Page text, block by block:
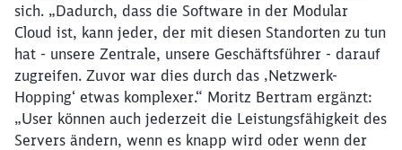
sich. „Dadurch, dass die Software in der Modular
Cloud ist, kann jeder, der mit diesen Standorten zu tun
hat - unsere Zentrale, unsere Geschäftsführer - darauf
zugreifen. Zuvor war dies durch das ‚Netzwerk-
Hopping‘ etwas komplexer.“ Moritz Bertram ergänzt:
„User können auch jederzeit die Leistungsfähigkeit des
Servers ändern, wenn es knapp wird oder wenn der